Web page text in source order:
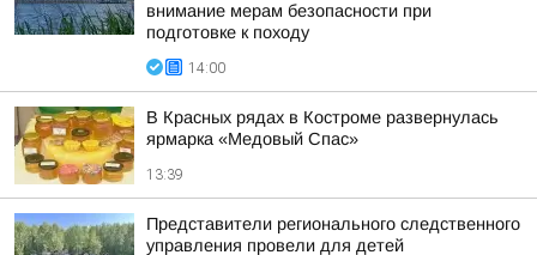
внимание мерам безопасности при
подготовке к походу
14:00
В Красных рядах в Костроме развернулась
ярмарка «Медовый Спас»
13:39
Представители регионального следственного
управления провели для детей